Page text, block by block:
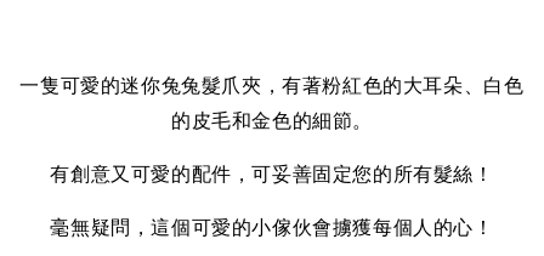
一隻可愛的迷你兔兔髮爪夾，有著粉紅色的大耳朵、白色
的皮毛和金色的細節。
有創意又可愛的配件，可妥善固定您的所有髮絲！
毫無疑問，這個可愛的小傢伙會擄獲每個人的心！